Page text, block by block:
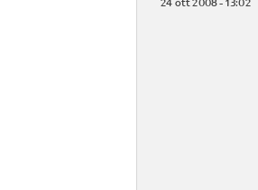
24 ott 2008 - 13:02